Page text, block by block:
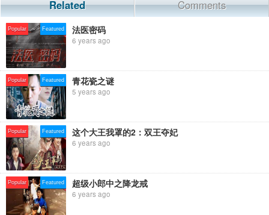
Related Comments
Popular Featured 法医密码
6 years ago
Popular Featured 青花瓷之谜
5 years ago
Popular Featured 这个大王我罩的2：双王夺妃
6 years ago
Popular Featured 超级小郎中之降龙戒
6 years ago